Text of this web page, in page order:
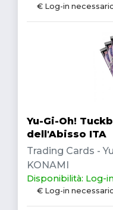
€ Log-in
Yu-Gi-Oh!
dell'Abisso ITA
Trading Cards -
KONAMI
Disponibilità: Log-
€ Log-in